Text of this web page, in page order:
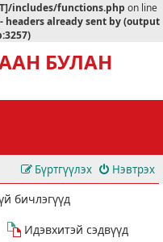
includes/functions.php on line
already sent by (output
БУЛАН
Нэвтрэх
Бүртгүүлэх
бичлэгүүд
Идэвхитэй сэдвүүд